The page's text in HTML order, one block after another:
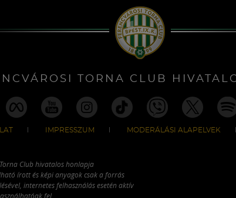
TORNA CLUB
IMPRESSZUM MODERÁLÁSI ALAPELVEK
Club hivatalos honlapja
írott és képi anyagok csak a forrás
internetes felhasználás esetén aktív
fel.